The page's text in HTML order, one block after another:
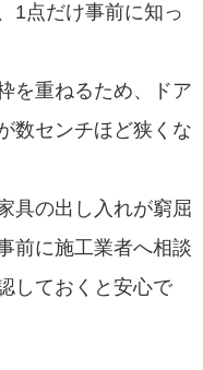
1点だけ事前に知っ
を重ねるため、ドア
数センチほど狭くな
具の出し入れが窮屈
前に施工業者へ相談
しておくと安心で